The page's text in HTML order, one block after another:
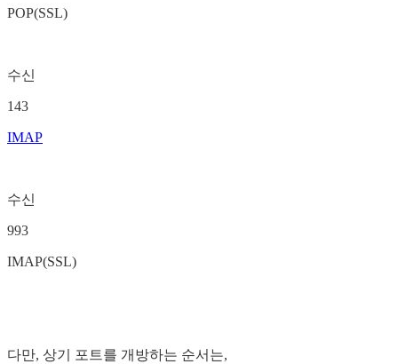
POP(SSL)
수신
143
IMAP
수신
993
IMAP(SSL)
다만, 상기 포트를 개방하는 순서는,